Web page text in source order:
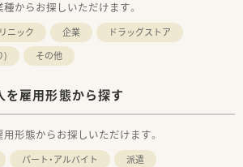
からお探しいただけます。
ニック 企業
ドラッグストア
)
その他
雇用形態から探す
形態からお探しいただけます。
パート・アルバイト 派遣